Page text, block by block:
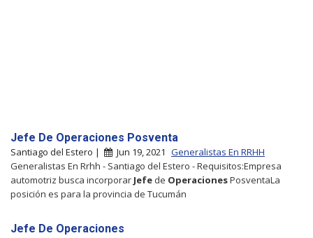
Jefe De Operaciones Posventa
Santiago del Estero | Jun 19, 2021 Generalistas En RRHH
Generalistas En Rrhh - Santiago del Estero - Requisitos:Empresa
automotriz busca incorporar Jefe de OperacionesPosventaLa
posición es para la provincia de Tucumán
Jefe De Operaciones